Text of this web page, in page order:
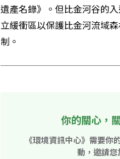
遺產名錄》。但比金河谷的
立緩衝區以保護比金河流域
制。
你的關心，
《環境資訊中心》需要
動，邀請